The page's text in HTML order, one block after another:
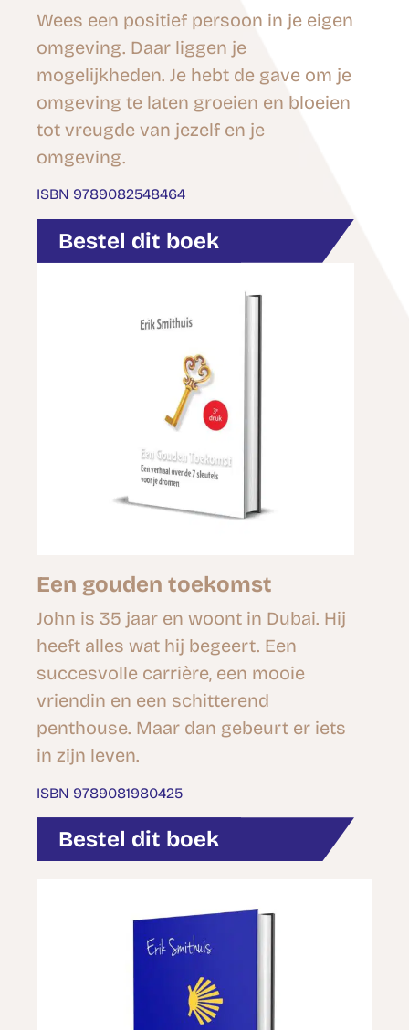
Wees een positief persoon in je eigen
omgeving. Daar liggen je
mogelijkheden. Je hebt de gave om je
omgeving te laten groeien en bloeien
tot vreugde van jezelf en je
omgeving.
ISBN 9789082548464
Bestel dit boek
Een gouden toekomst
John is 35 jaar en woont in Dubai. Hij
heeft alles wat hij begeert. Een
succesvolle carrière, een mooie
vriendin en een schitterend
penthouse. Maar dan gebeurt er iets
in zijn leven.
ISBN 9789081980425
Bestel dit boek